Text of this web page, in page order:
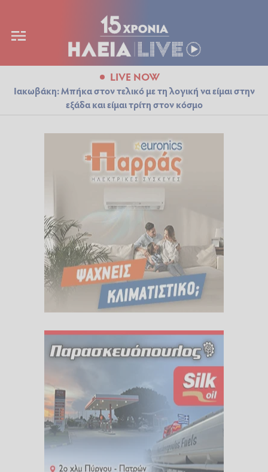
LIVE NOW
Ιακωβάκη: Μπήκα στον τελικό με τη λογική να είμαι στην
εξάδα και είμαι τρίτη στον κόσμο